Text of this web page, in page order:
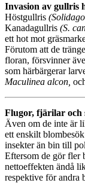
Invasion av gullris
Höstgullris
Kanadagullris (S.
ett hot mot
Förutom att de
floran, försvinner
som härbärgerar
Maculinea alcon,
Flugor, fjärilar och
Även om de inte är
ett enskilt
insekter än bin till
Eftersom de gör fler
nettoeffekten ändå
respektive för andra